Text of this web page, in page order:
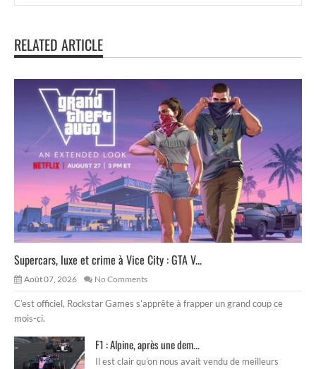
RELATED ARTICLE
Supercars, luxe et crime à Vice City : GTA V...
Août 07, 2026 No Comments
C’est officiel, Rockstar Games s’apprête à frapper un grand coup ce
mois-ci.
F1 : Alpine, après une dem...
Il est clair qu’on nous avait vendu de meilleurs